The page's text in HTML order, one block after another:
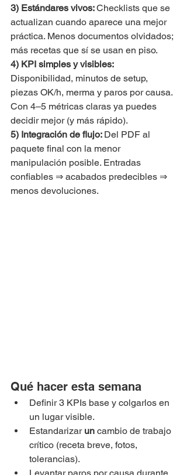
3) Estándares vivos: Checklists que se
actualizan cuando aparece una mejor
práctica. Menos documentos olvidados;
más recetas que sí se usan en piso.
4) KPI simples y visibles:
Disponibilidad, minutos de setup,
piezas OK/h, merma y paros por causa.
Con 4–5 métricas claras ya puedes
decidir mejor (y más rápido).
5) Integración de flujo: Del PDF al
paquete final con la menor
manipulación posible. Entradas
confiables ⇒ acabados predecibles ⇒
menos devoluciones.
Qué hacer esta semana
Definir 3 KPIs base y colgarlos en
un lugar visible.
Estandarizar un cambio de trabajo
crítico (receta breve, fotos,
tolerancias).